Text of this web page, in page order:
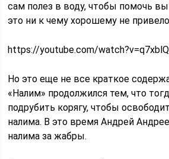
сам полез в воду, чтобы помочь
это ни к чему хорошему не
https://youtube.com/
Но это еще не все краткое
«Налим» продолжился тем, что
подрубить корягу, чтобы
налима. В это время Андрей
налима за жабры.